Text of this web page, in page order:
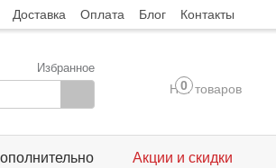
Доставка Оплата Блог Контакты
Избранное
0
Нет товаров
Акции и скидки